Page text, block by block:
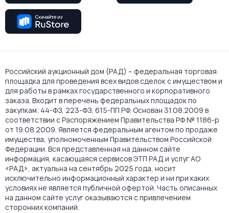
Российский аукционный дом (РАД) – федеральная торговая
площадка для проведения всех видов сделок с имуществом и
для работы в рамках государственного и корпоративного
заказа. Входит в перечень федеральных площадок по
закупкам: 44-ФЗ, 223-ФЗ, 615-ПП РФ. Основан 31.08.2009 в
соответствии с Распоряжением Правительства РФ № 1186-р
от 19.08.2009. Является федеральным агентом по продаже
имущества, уполномоченным Правительством Российской
Федерации. Вся представленная на данном сайте
информация, касающаяся сервисов ЭТП РАД и услуг АО
«РАД», актуальна на сентябрь 2025 года, носит
исключительно информационный характер и ни при каких
условиях не является публичной офертой. Часть описанных
на данном сайте услуг оказываются с привлечением
сторонних компаний.